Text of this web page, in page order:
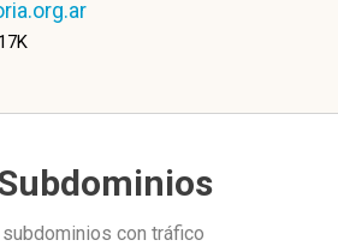
con tráfico